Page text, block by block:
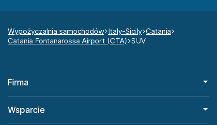
Wypożyczalnia samochodów Italy-Sicily Catania
Catania Fontanarossa Airport (CTA) SUV
Firma
Wsparcie